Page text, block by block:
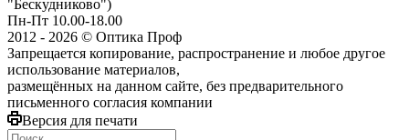
"Бескудниково")
Пн-Пт 10.00-18.00
2012 - 2026 © Оптика Проф
Запрещается копирование, распространение и любое другое
использование материалов,
размещённых на данном сайте, без предварительного
письменного согласия компании
Версия для печати